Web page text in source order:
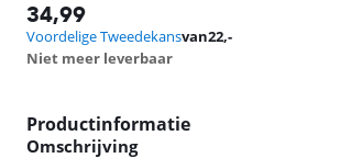
34,99
Voordelige Tweedekansvan22,-
Niet meer leverbaar
Productinformatie
Omschrijving